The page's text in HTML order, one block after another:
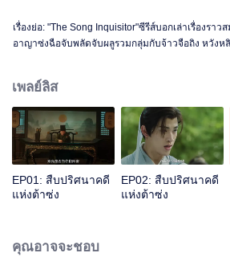
เรื่องย่อ: "The Song Inquisitor"ซีรีส์บอกเล่าเรื่องรา
อาญาซ่งฉือจับพลัดจับผลูรวมกลุ่มกับจ้าวจือถิง หวังห
เพลย์ลิส
EP01: สืบปริศนาคดี
แห่งต้าซ่ง
EP02: สืบปริศนาคดี
แห่งต้าซ่ง
คุณอาจจะชอบ